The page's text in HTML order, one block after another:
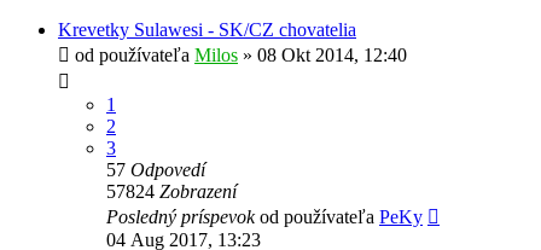
Krevetky Sulawesi - SK/CZ chovatelia
od používateľa Milos » 08 Okt 2014, 12:40
1
2
3
57 Odpovedí
57824 Zobrazení
Posledný príspevokod používateľa PeKy
04 Aug 2017, 13:23